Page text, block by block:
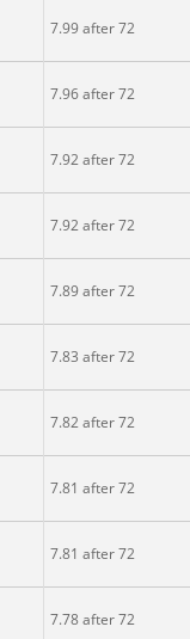
7.99 after 72
7.96 after 72
7.92 after 72
7.92 after 72
7.89 after 72
7.83 after 72
7.82 after 72
7.81 after 72
7.81 after 72
7.78 after 72